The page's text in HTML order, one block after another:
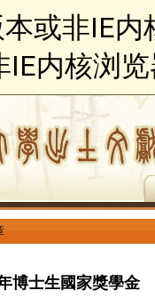
或非IE
IE内核浏
博士生國家獎學金